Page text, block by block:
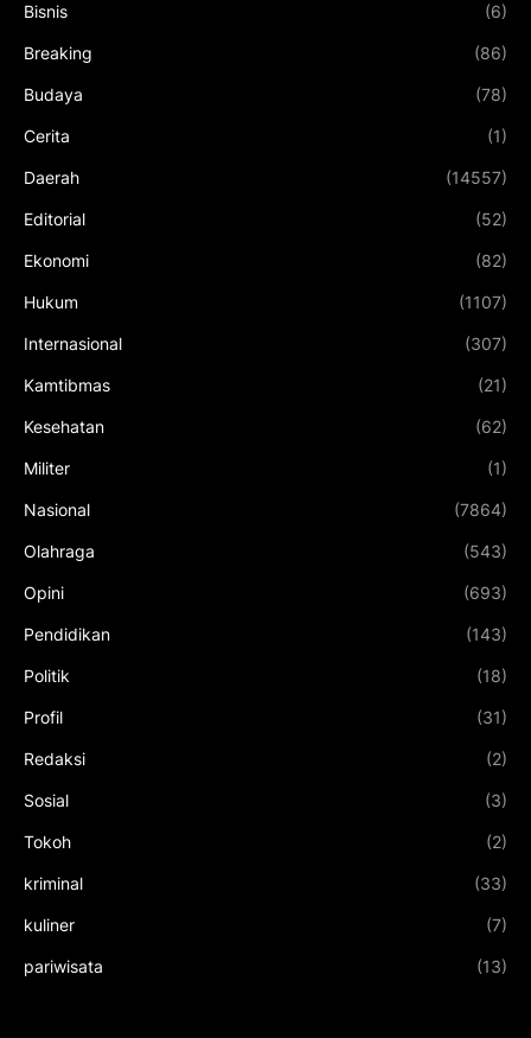
Bisnis (6)
Breaking (86)
Budaya (78)
Cerita (1)
Daerah (14557)
Editorial (52)
Ekonomi (82)
Hukum (1107)
Internasional (307)
Kamtibmas (21)
Kesehatan (62)
Militer (1)
Nasional (7864)
Olahraga (543)
Opini (693)
Pendidikan (143)
Politik (18)
Profil (31)
Redaksi (2)
Sosial (3)
Tokoh (2)
kriminal (33)
kuliner (7)
pariwisata (13)